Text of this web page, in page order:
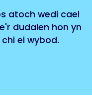
atoch wedi cael
dudalen hon yn
ei wybod.